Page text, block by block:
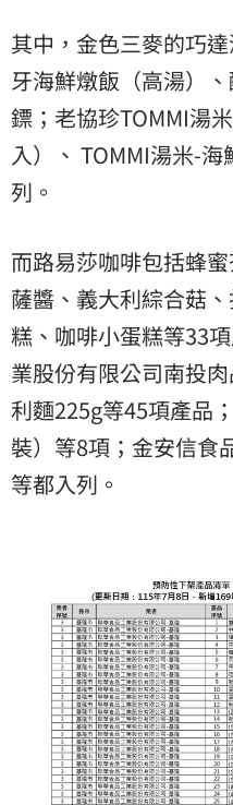
其中，金色三麥的巧
牙海鮮燉飯（高湯）
鏢；老協珍TOMMI湯
入）、 TOMMI湯米-
列。
而路易莎咖啡包括蜂
薩醬、義大利綜合菇
糕、咖啡小蛋糕等33
業股份有限公司南投
利麵225g等45項產品
裝）等8項；金安信食
等都入列。